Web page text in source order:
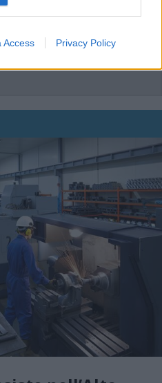
Access Privacy Policy